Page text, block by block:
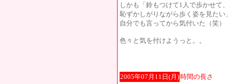
しかも「鈴もつけて1人で歩かせて
恥ずかしがりながら歩く姿を見た
自分でも言ってから気付いた（笑）
色々と気を付けようっと。。
2005年07月11日(月)時間の長さ